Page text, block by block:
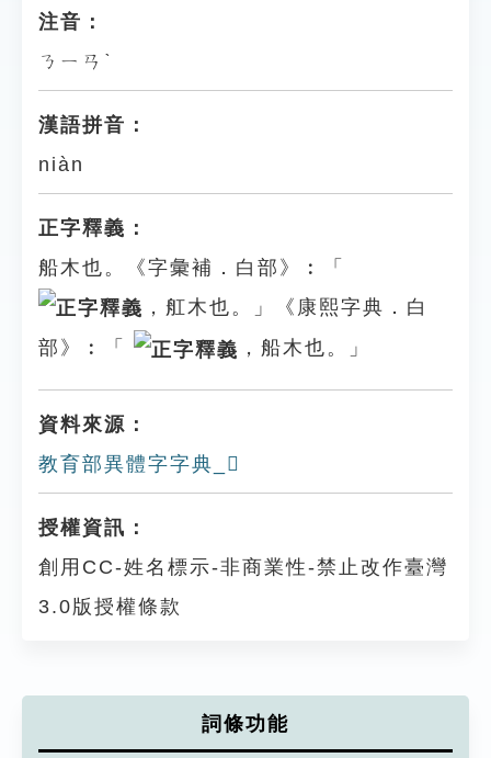
注音：
ㄋㄧㄢˋ
漢語拼音：
niàn
正字釋義：
船木也。《字彙補．白部》︰「
，舡木也。」《康熙字典．白
部》︰「
，船木也。」
資料來源：
教育部異體字字典_𤽿
授權資訊：
創用CC-姓名標示-非商業性-禁止改作臺灣
3.0版授權條款
詞條功能